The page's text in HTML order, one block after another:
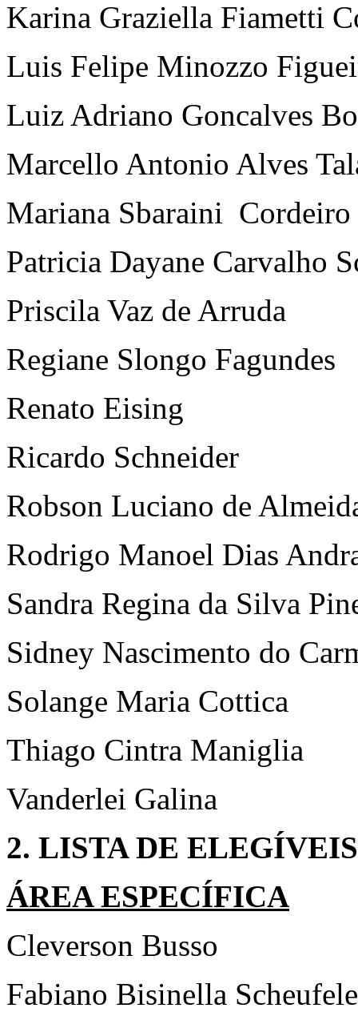
Karina Graziella Fiametti
Luis Felipe Minozzo
Luiz Adriano Goncalves
Marcello Antonio Alves
Mariana Sbaraini Cordeiro
Patricia Dayane Carvalho
Priscila Vaz de Arruda
Regiane Slongo Fagundes
Renato Eising
Ricardo Schneider
Robson Luciano de
Rodrigo Manoel Dias
Sandra Regina da Silva
Sidney Nascimento do
Solange Maria Cottica
Thiago Cintra Maniglia
Vanderlei Galina
2. LISTA DE
ÁREA ESPECÍFICA
Cleverson Busso
Fabiano Bisinella Scheufele